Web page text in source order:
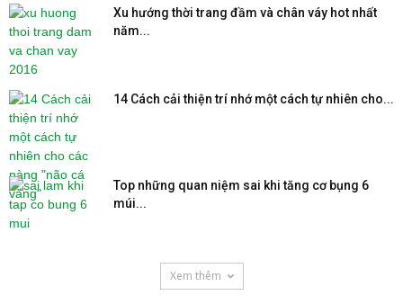
Xu hướng thời trang đầm và chân váy hot nhất
năm...
14 Cách cải thiện trí nhớ một cách tự nhiên cho...
Top những quan niệm sai khi tăng cơ bụng 6
múi...
Xem thêm